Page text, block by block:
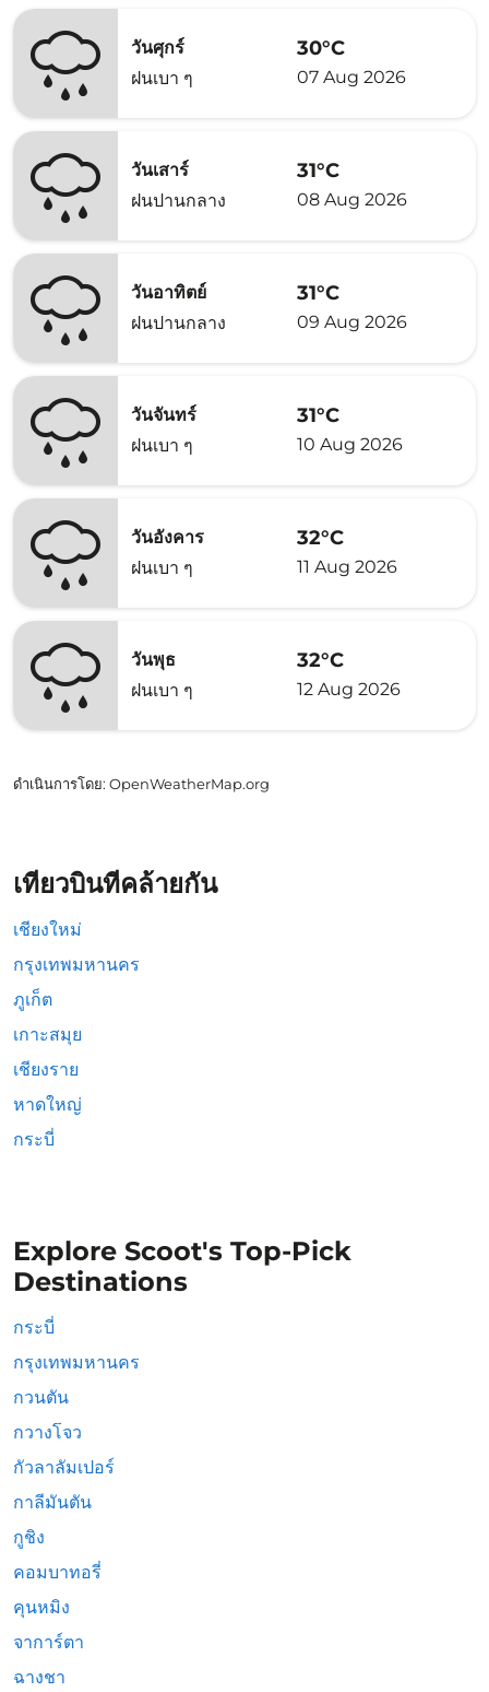
วันศุกร์
ฝนเบา ๆ
30°C
07 Aug 2026
วันเสาร์
ฝนปานกลาง
31°C
08 Aug 2026
วันอาทิตย์
ฝนปานกลาง
31°C
09 Aug 2026
วันจันทร์
ฝนเบา ๆ
31°C
10 Aug 2026
วันอังคาร
ฝนเบา ๆ
32°C
11 Aug 2026
วันพุธ
ฝนเบา ๆ
32°C
12 Aug 2026
ดำเนินการโดย: OpenWeatherMap.org
เที่ยวบินที่คล้ายกัน
เชียงใหม่
กรุงเทพมหานคร
ภูเก็ต
เกาะสมุย
เชียงราย
หาดใหญ่
กระบี่
Explore Scoot's Top-Pick
Destinations
กระบี่
กรุงเทพมหานคร
กวนตัน
กวางโจว
กัวลาลัมเปอร์
กาลีมันตัน
กูชิง
คอมบาทอรี่
คุนหมิง
จาการ์ตา
ฉางชา